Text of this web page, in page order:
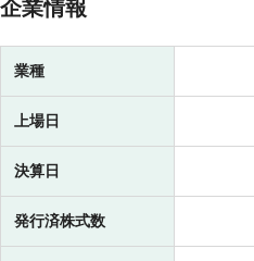
企業情報
業種
上場日
決算日
発行済株式数